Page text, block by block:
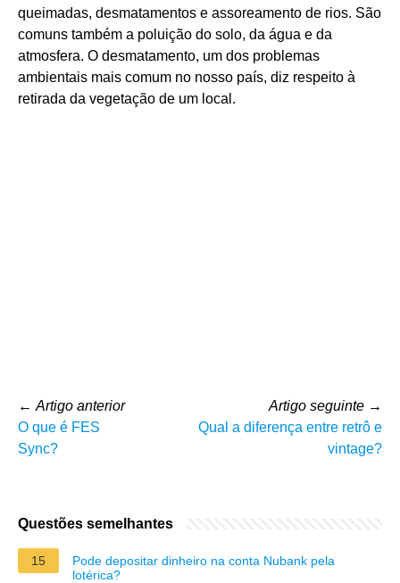
queimadas, desmatamentos e assoreamento de rios. São
comuns também a poluição do solo, da água e da
atmosfera. O desmatamento, um dos problemas
ambientais mais comum no nosso país, diz respeito à
retirada da vegetação de um local.
← Artigo anterior
O que é FES
Sync?
Artigo seguinte →
Qual a diferença entre retrô e
vintage?
Questões semelhantes
15
Pode depositar dinheiro na conta Nubank pela
lotérica?